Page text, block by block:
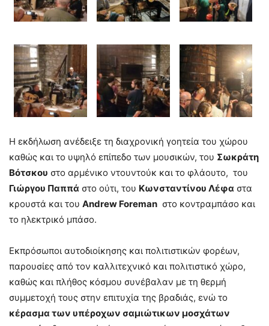
Η εκδήλωση ανέδειξε τη διαχρονική γοητεία του χώρου
καθώς και το υψηλό επίπεδο των μουσικών, του Σωκράτη
Βότσκου στο αρμένικο ντουντούκ και το φλάουτο, του
Γιώργου Παππά στο ούτι, του Κωνσταντίνου Λέφα στα
κρουστά και του Andrew Foreman στο κοντραμπάσο και
το ηλεκτρικό μπάσο.
Εκπρόσωποι αυτοδιοίκησης και πολιτιστικών φορέων,
παρουσίες από τον καλλιτεχνικό και πολιτιστικό χώρο,
καθώς και πλήθος κόσμου συνέβαλαν με τη θερμή
συμμετοχή τους στην επιτυχία της βραδιάς, ενώ το
κέρασμα των υπέροχων σαμιώτικων μοσχάτων